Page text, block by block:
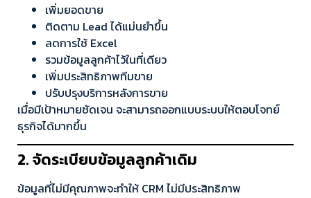
เพิ่มยอดขาย
ติดตาม Lead ได้แม่นยำขึ้น
ลดการใช้ Excel
รวมข้อมูลลูกค้าไว้ในที่เดียว
เพิ่มประสิทธิภาพทีมขาย
ปรับปรุงบริการหลังการขาย
เมื่อมีเป้าหมายชัดเจน จะสามารถออกแบบระบบให้ตอบโจทย์
ธุรกิจได้มากขึ้น
2. จัดระเบียบข้อมูลลูกค้าเดิม
ข้อมูลที่ไม่มีคุณภาพจะทำให้ CRM ไม่มีประสิทธิภาพ